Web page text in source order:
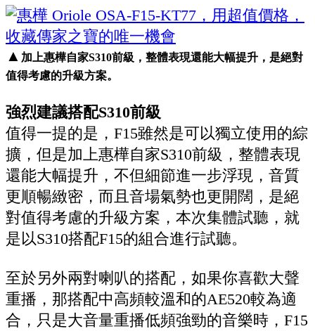
▲ 加上惠樺自家S310前級，整體表現還能大幅提升，是絕對
值得考慮的升級方案。
強烈建議搭配S310前級
值得一提的是，F15雖然是可以獨立使用的綜
擴，但是加上惠樺自家S310前級，整體表現
還能大幅提升，不但細節進一步浮現，音質
更順暢緻密，而且音場氣勢也更開闊，是絕
對值得考慮的升級方案，本次集體試聽，就
是以S310搭配F15的組合進行試聽。
至於另外兩對喇叭的搭配，如果你喜歡大聲
重播，那搭配中高頻較溫和的AE520較為適
合，只是大音量重播低頻強勁的音樂時，F15